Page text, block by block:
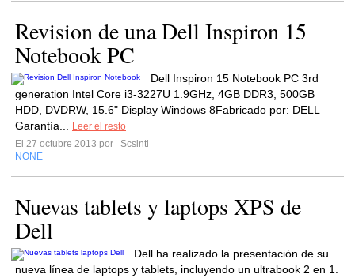
Revision de una Dell Inspiron 15
Notebook PC
Dell Inspiron 15 Notebook PC 3rd
generation Intel Core i3-3227U 1.9GHz, 4GB DDR3, 500GB
HDD, DVDRW, 15.6" Display Windows 8Fabricado por: DELL
Garantía...
Leer el resto
El 27 octubre 2013 por
Scsintl
NONE
Nuevas tablets y laptops XPS de
Dell
Dell ha realizado la presentación de su
nueva línea de laptops y tablets, incluyendo un ultrabook 2 en 1.